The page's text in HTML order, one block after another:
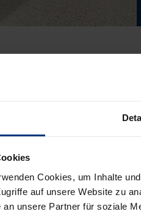
Cookies, um Inhalte
auf unsere Website zu
unsere Partner für soziale
auf die
Lösungen über die
Zertifikate und
zu können.
Branche: LogBATT hat